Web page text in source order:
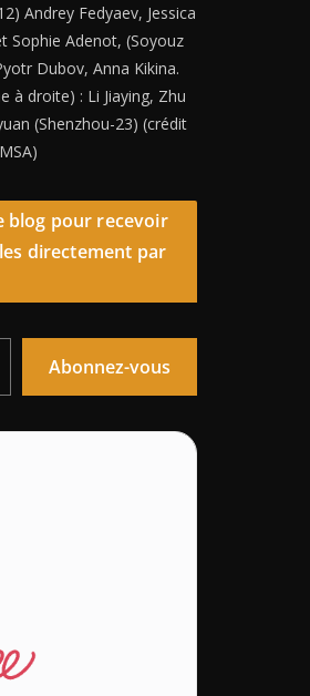
Andrey Fedyaev, Jessica
Sophie Adenot, (Soyouz
Dubov, Anna Kikina.
à droite) : Li Jiaying, Zhu
(Shenzhou-23) (crédit
blog pour recevoir
directement par
Abonnez-vous